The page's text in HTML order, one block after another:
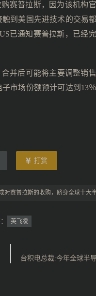
赛普拉斯，因为该机构
到美国先进技术的交易
已通知赛普拉斯，已经
并后可能将主要调整销
市场份额预计可达到13
打赏
对赛普拉斯的收购，跻身全球十大
英飞凌
台积电总裁:今年全球半